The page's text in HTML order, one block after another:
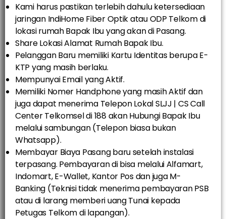
Kami harus pastikan terlebih dahulu ketersediaan
jaringan IndiHome Fiber Optik atau ODP Telkom di
lokasi rumah Bapak Ibu yang akan di Pasang.
Share Lokasi Alamat Rumah Bapak Ibu.
Pelanggan Baru memiliki Kartu Identitas berupa E-
KTP yang masih berlaku.
Mempunyai Email yang Aktif.
Memiliki Nomer Handphone yang masih Aktif dan
juga dapat menerima Telepon Lokal SLJJ | CS Call
Center Telkomsel di 188 akan Hubungi Bapak Ibu
melalui sambungan (Telepon biasa bukan
Whatsapp).
Membayar Biaya Pasang baru setelah instalasi
terpasang. Pembayaran di bisa melalui Alfamart,
Indomart, E-Wallet, Kantor Pos dan juga M-
Banking (Teknisi tidak menerima pembayaran PSB
atau di larang memberi uang Tunai kepada
Petugas Telkom di lapangan).